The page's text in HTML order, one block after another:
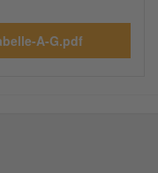
A-G.pdf